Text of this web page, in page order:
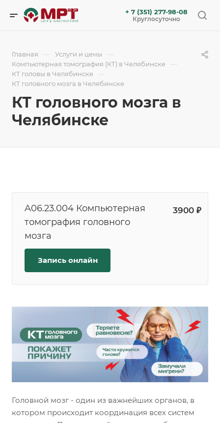
+ 7 (351) 277-98-08
Круглосуточно
Главная — Услуги и цены —
Компьютерная томография (КТ) в Челябинске —
КТ головы в Челябинске —
КТ головного мозга в Челябинске
КТ головного мозга в
Челябинске
A06.23.004 Компьютерная
томография головного
мозга
3900 ₽
Запись онлайн
Головной мозг - один из важнейших органов, в
котором происходит координация всех систем